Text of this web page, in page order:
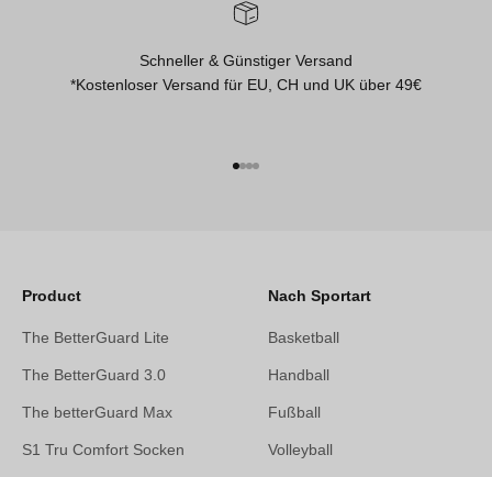
Schneller & Günstiger Versand
*Kostenloser Versand für EU, CH und UK über 49€
Product
The BetterGuard Lite
The BetterGuard 3.0
The betterGuard Max
S1 Tru Comfort Socken
Nach Sportart
Basketball
Handball
Fußball
Volleyball